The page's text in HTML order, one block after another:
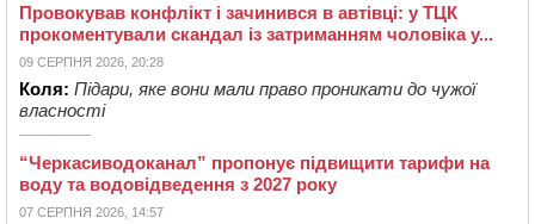
Провокував конфлікт і зачинився в автівці: у ТЦК
прокоментували скандал із затриманням чоловіка у...
09 СЕРПНЯ 2026, 20:28
Коля: Підари, яке вони мали право проникати до чужої
власності
“Черкасиводоканал” пропонує підвищити тарифи на
воду та водовідведення з 2027 року
07 СЕРПНЯ 2026, 14:57